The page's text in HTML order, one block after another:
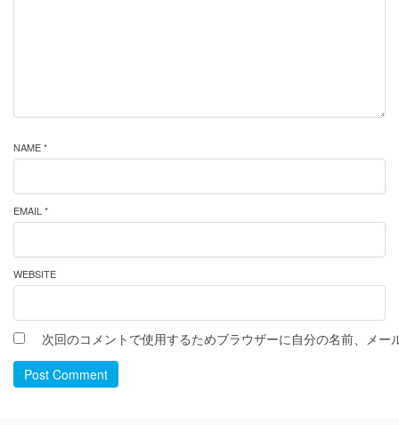
NAME *
EMAIL *
WEBSITE
次回のコメントで使用するためブラウザーに自分の名前、メー
Post Comment